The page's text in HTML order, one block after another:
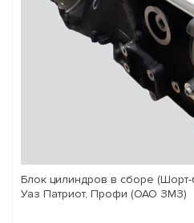
Блок цилиндров в сборе
Уаз Патриот, Профи (ОАО ЗМЗ)